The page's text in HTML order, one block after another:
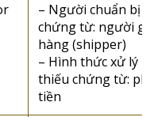
– Người chuẩn bị
chứng từ: người gửi
hàng (shipper)
– Hình thức xử lý
thiếu chứng từ:
tiền